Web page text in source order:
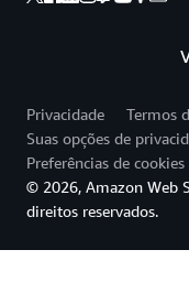
Privacidade
Termos
Suas opções de
Preferências de cookies
© 2026, Amazon Web
direitos reservados.